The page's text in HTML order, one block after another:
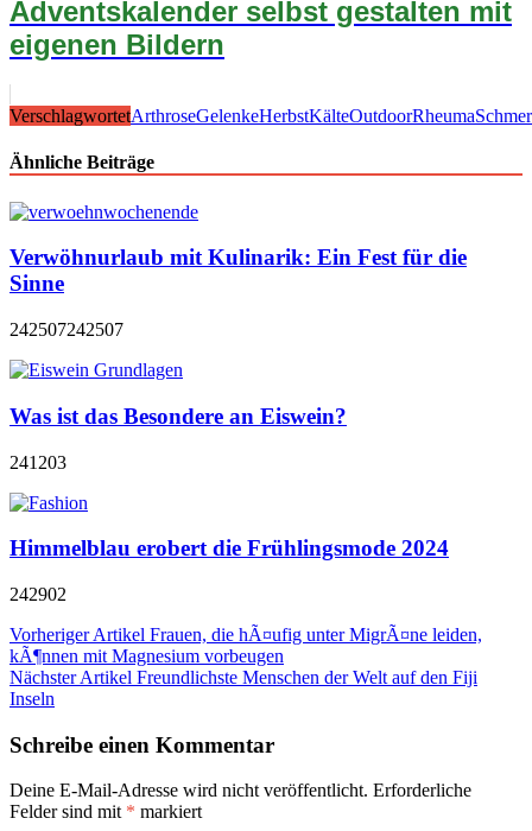
Adventskalender selbst gestalten mit
eigenen Bildern
VerschlagwortetArthroseGelenkeHerbstKälteOutdoorRheuma
Ähnliche Beiträge
Verwöhnurlaub mit Kulinarik: Ein Fest für die
Sinne
242507242507
Was ist das Besondere an Eiswein?
241203
Himmelblau erobert die Frühlingsmode 2024
242902
Beitragsnavigation
Vorheriger Artikel Frauen, die hÃ¤ufig unter MigrÃ¤ne leiden,
kÃ¶nnen mit Magnesium vorbeugen
Nächster Artikel Freundlichste Menschen der Welt auf den Fiji
Inseln
Schreibe einen Kommentar
Deine E-Mail-Adresse wird nicht veröffentlicht. Erforderliche
Felder sind mit * markiert